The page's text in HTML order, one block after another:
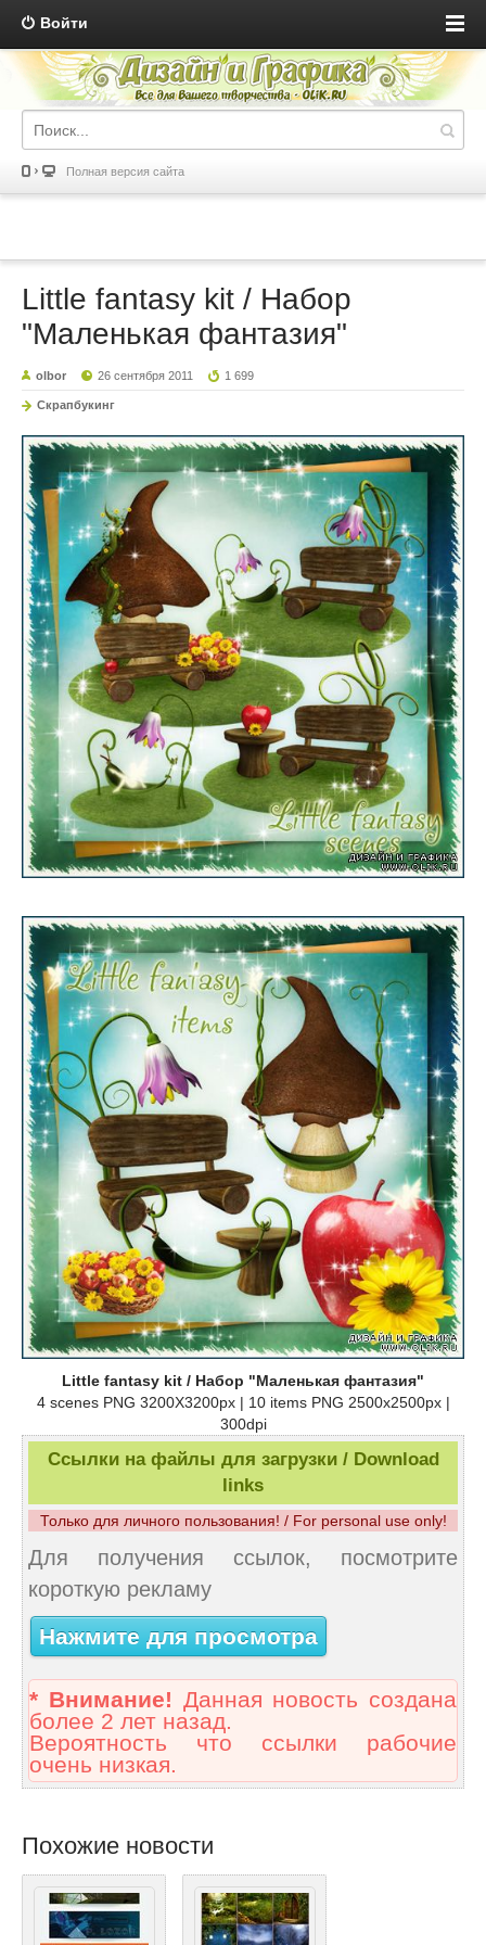
Войти
Полная версия сайта
Little fantasy kit / Набор
"Маленькая фантазия"
olbor 26 сентября 2011 1 699
Скрапбукинг
Little fantasy kit / Набор "Маленькая фантазия"
4 scenes PNG 3200X3200px | 10 items PNG 2500x2500px |
300dpi
Ссылки на файлы для загрузки / Download
links
Только для личного пользования! / For personal use only!
Для получения ссылок, посмотрите
короткую рекламу
Нажмите для просмотра
* Внимание! Данная новость создана
более 2 лет назад.
Вероятность что ссылки рабочие
очень низкая.
Похожие новости